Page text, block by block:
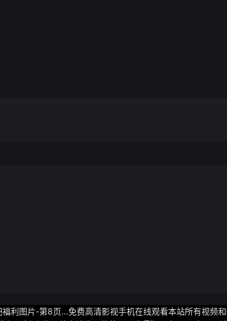
过受限于保密协定暂时无法公布但是他表示在安兔兔
丢丢（可能有误差）但是他表示能耗暂时先不说不排
布了天玑9300的架构其cpu采用1个x4 3个x4 4个
右博主微博截图该博主此前也曾透露了有关骁龙8 gen3
机（其他配置为：16gb 9.6gbps lpddr5t 1tb ufs 4.0增强
其中cpu部分跑分超44万相比上代骁龙8 gen2的38w跑
骁龙8 gen3据了解骁龙8 gen3移动平台基于台积电n4p
透的翡翠,镶嵌在群山之中
前赛了当我开始季前赛的时候我的身体状态很好我需
利图片-第8页...免费高清影视手机在线观看本站所有视频